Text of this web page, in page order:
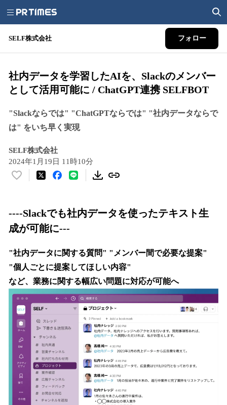
SELF株式会社 フォロー
社内データを学習したAIを、Slackのメンバー
として活用可能に / ChatGPT連携 SELFBOT
"Slackならでは" "ChatGPTならでは" "社内データならで
は" をいち早く実現
SELF株式会社
2024年1月19日 11時10分
い
！
数
を
み
込
み
中
で
す
----Slackでも社内データを使ったテキスト生
成が可能に---
"社内データに関する質問" "メンバー間で必要な提案"
"個人ごとに提案してほしい内容"
など、業務に関する幅広い問題に対応が可能へ